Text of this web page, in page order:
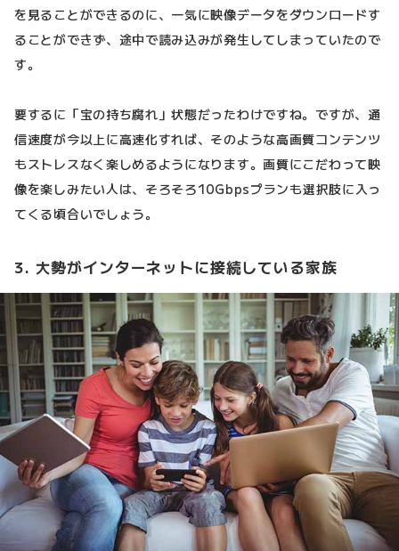
を見ることができるのに、一気に映像データをダウンロードす
ることができず、途中で読み込みが発生してしまっていたので
す。
要するに「宝の持ち腐れ」状態だったわけですね。ですが、通
信速度が今以上に高速化すれば、そのような高画質コンテンツ
もストレスなく楽しめるようになります。画質にこだわって映
像を楽しみたい人は、そろそろ10Gbpsプランも選択肢に入っ
てくる頃合いでしょう。
3. 大勢がインターネットに接続している家族